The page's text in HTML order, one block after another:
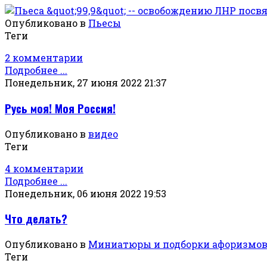
Опубликовано в Пьесы
Теги
2 комментарии
Подробнее ...
Понедельник, 27 июня 2022 21:37
Русь моя! Моя Россия!
Опубликовано в видео
Теги
4 комментарии
Подробнее ...
Понедельник, 06 июня 2022 19:53
Что делать?
Опубликовано в Миниатюры и подборки афоризмов
Теги